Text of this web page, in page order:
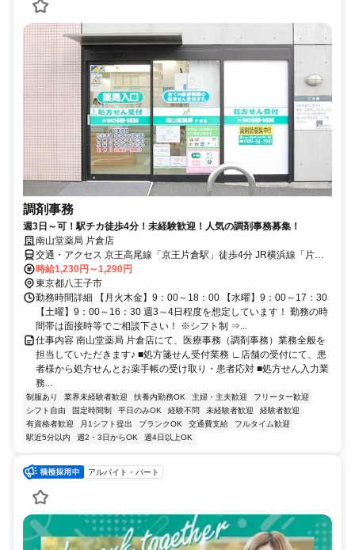
調剤事務
週3日～可！駅チカ徒歩4分！未経験歓迎！人気の調剤事務募集！
南山堂薬局 片倉店
交通・アクセス 京王高尾線「京王片倉駅」徒歩4分 JR横浜線「片倉
駅」徒歩10分
時給1,230円～1,290円
東京都八王子市
勤務時間詳細 【月火木金】9：00～18：00 【水曜】9：00～17：30
【土曜】9：00～16：30 週3～4日程度を想定しています！ 勤務の時
間帯は面接時等でご相談下さい！ ※シフト制 ⇒...
仕事内容 南山堂薬局 片倉店にて、医療事務（調剤事務）業務全般を
担当していただきます♪ ■処方箋せん受付業務 ∟店舗の受付にて、患
者様から処方せんとお薬手帳の受け取り・患者応対 ■処方せん入力業
務...
制服あり 業界未経験者歓迎 扶養内勤務OK 主婦・主夫歓迎
フリーター歓迎
シフト自由
固定時間制 平日のみOK 経験不問 未経験者歓迎
経験者歓迎
有資格者歓迎
月1シフト提出 ブランクOK 交通費支給
フルタイム歓迎
駅近5分以内
週2・3日からOK 週4日以上OK
アルバイト・パート